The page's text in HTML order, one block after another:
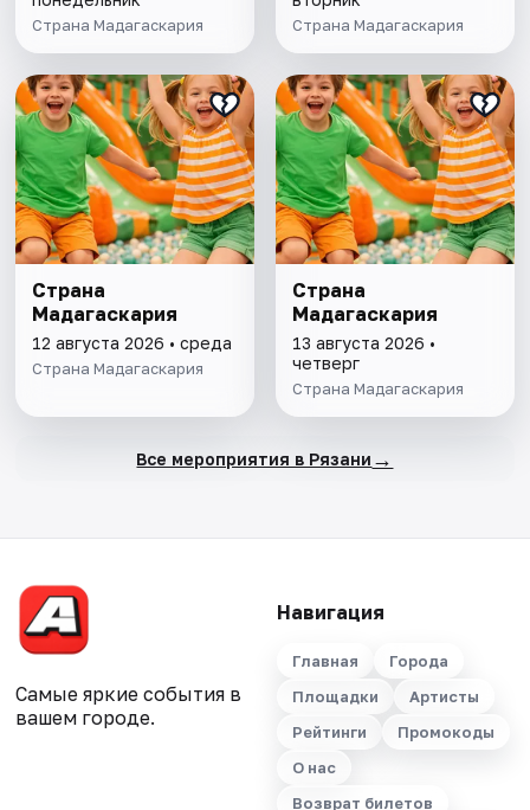
Страна Мадагаскария Страна Мадагаскария
Страна
Мадагаскария
12 августа 2026 • среда
Страна Мадагаскария
Страна
Мадагаскария
13 августа 2026 •
четверг
Страна Мадагаскария
Все мероприятия в Рязани →
Самые яркие события в
вашем городе.
Навигация
Главная
Города
Площадки
Артисты
Рейтинги
Промокоды
О нас
Возврат билетов